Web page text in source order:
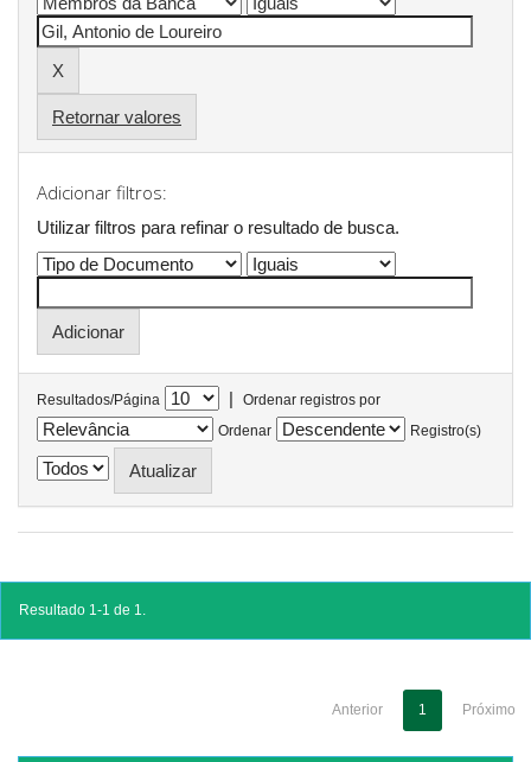
Retornar valores
Adicionar filtros:
Utilizar filtros para refinar o resultado de busca.
Resultados/Página |
Ordenar registros por
Ordenar
Registro(s)
Resultado 1-1 de 1.
Anterior 1 Próximo